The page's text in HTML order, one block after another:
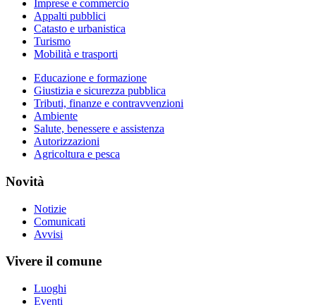
Imprese e commercio
Appalti pubblici
Catasto e urbanistica
Turismo
Mobilità e trasporti
Educazione e formazione
Giustizia e sicurezza pubblica
Tributi, finanze e contravvenzioni
Ambiente
Salute, benessere e assistenza
Autorizzazioni
Agricoltura e pesca
Novità
Notizie
Comunicati
Avvisi
Vivere il comune
Luoghi
Eventi